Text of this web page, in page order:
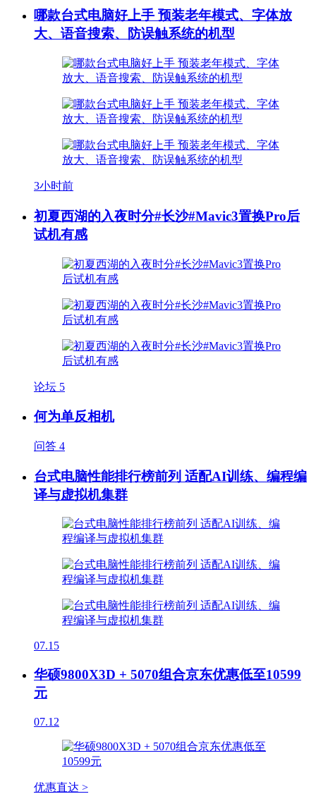
哪款台式电脑好上手 预装老年模式、字体放
大、语音搜索、防误触系统的机型
3小时前
初夏西湖的入夜时分#长沙#Mavic3置换Pro后
试机有感
论坛 5
何为单反相机
问答 4
台式电脑性能排行榜前列 适配AI训练、编程编
译与虚拟机集群
07.15
华硕9800X3D + 5070组合京东优惠低至10599
元
07.12
优惠直达 >